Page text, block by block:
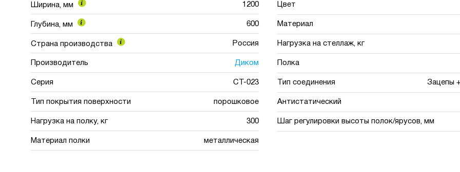
Ширина, мм 1200
Глубина, мм 600
Страна производства Россия
Производитель Диком
Серия СТ-023
Тип покрытия поверхности порошковое
Нагрузка на полку, кг 300
Материал полки металлическая
Цвет
Материал
Нагрузка на стеллаж, кг
Полка
Тип соединения Зацепы
Антистатический
Шаг регулировки высоты полок/ярусов, мм